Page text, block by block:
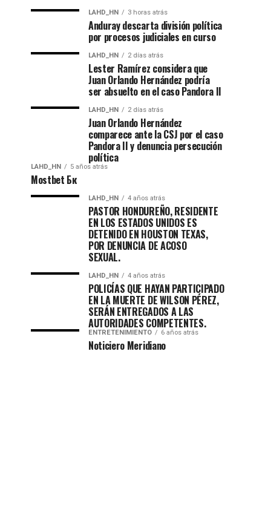
LAHD_HN 3 horas atrás
Anduray descarta división política
por procesos judiciales en curso
LAHD_HN 2 días atrás
Lester Ramírez considera que
Juan Orlando Hernández podría
ser absuelto en el caso Pandora II
LAHD_HN 2 días atrás
Juan Orlando Hernández
comparece ante la CSJ por el caso
Pandora II y denuncia persecución
política
LAHD_HN 5 años atrás
Mostbet Бк
LAHD_HN 4 años atrás
PASTOR HONDUREÑO, RESIDENTE
EN LOS ESTADOS UNIDOS ES
DETENIDO EN HOUSTON TEXAS,
POR DENUNCIA DE ACOSO
SEXUAL.
LAHD_HN 4 años atrás
POLICÍAS QUE HAYAN PARTICIPADO
EN LA MUERTE DE WILSON PÉREZ,
SERÁN ENTREGADOS A LAS
AUTORIDADES COMPETENTES.
ENTRETENIMIENTO 6 años atrás
Noticiero Meridiano